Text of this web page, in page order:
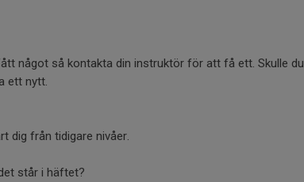
något så kontakta din instruktör för att få ett. Skulle du
ett nytt.
dig från tidigare nivåer.
står i häftet?